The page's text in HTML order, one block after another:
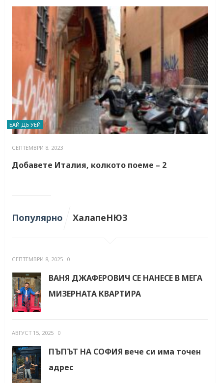
БАЙ ДЪ УЕЙ
СЕПТЕМВРИ 8, 2023
Добавете Италия, колкото поеме – 2
Популярно ХалапеНЮЗ
СЕПТЕМВРИ 8, 2025 0
ВАНЯ ДЖАФЕРОВИЧ СЕ НАНЕСЕ В МЕГА
МИЗЕРНАТА КВАРТИРА
АВГУСТ 15, 2025 0
ПЪПЪТ НА СОФИЯ вече си има точен
адрес